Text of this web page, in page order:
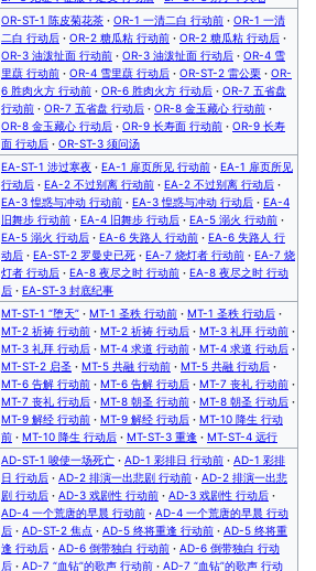
OR-ST-1 陈皮菊花茶 · OR-1 一清二白 行动前 · OR-1 一清
二白 行动后 · OR-2 糖瓜粘 行动前 · OR-2 糖瓜粘 行动后 ·
OR-3 油泼扯面 行动前 · OR-3 油泼扯面 行动后 · OR-4 雪
里蕻 行动前 · OR-4 雪里蕻 行动后 · OR-ST-2 雷公栗 · OR-
6 胜肉火方 行动前 · OR-6 胜肉火方 行动后 · OR-7 五省盘
行动前 · OR-7 五省盘 行动后 · OR-8 金玉藏心 行动前 ·
OR-8 金玉藏心 行动后 · OR-9 长寿面 行动前 · OR-9 长寿
面 行动后 · OR-ST-3 须问汤
EA-ST-1 涉过寒夜 · EA-1 扉页所见 行动前 · EA-1 扉页所见
行动后 · EA-2 不过别离 行动前 · EA-2 不过别离 行动后 ·
EA-3 惶惑与冲动 行动前 · EA-3 惶惑与冲动 行动后 · EA-4
旧舞步 行动前 · EA-4 旧舞步 行动后 · EA-5 溺火 行动前 ·
EA-5 溺火 行动后 · EA-6 失路人 行动前 · EA-6 失路人 行
动后 · EA-ST-2 罗曼史已死 · EA-7 烧灯者 行动前 · EA-7 烧
灯者 行动后 · EA-8 夜尽之时 行动前 · EA-8 夜尽之时 行动
后 · EA-ST-3 封底纪事
MT-ST-1 “堕天” · MT-1 圣秩 行动前 · MT-1 圣秩 行动后 ·
MT-2 祈祷 行动前 · MT-2 祈祷 行动后 · MT-3 礼拜 行动前 ·
MT-3 礼拜 行动后 · MT-4 求道 行动前 · MT-4 求道 行动后 ·
MT-ST-2 启圣 · MT-5 共融 行动前 · MT-5 共融 行动后 ·
MT-6 告解 行动前 · MT-6 告解 行动后 · MT-7 丧礼 行动前 ·
MT-7 丧礼 行动后 · MT-8 朝圣 行动前 · MT-8 朝圣 行动后 ·
MT-9 解经 行动前 · MT-9 解经 行动后 · MT-10 降生 行动
前 · MT-10 降生 行动后 · MT-ST-3 重逢 · MT-ST-4 远行
AD-ST-1 唆使一场死亡 · AD-1 彩排日 行动前 · AD-1 彩排
日 行动后 · AD-2 排演一出悲剧 行动前 · AD-2 排演一出悲
剧 行动后 · AD-3 戏剧性 行动前 · AD-3 戏剧性 行动后 ·
AD-4 一个荒唐的早晨 行动前 · AD-4 一个荒唐的早晨 行动
后 · AD-ST-2 焦点 · AD-5 终将重逢 行动前 · AD-5 终将重
逢 行动后 · AD-6 倒带独白 行动前 · AD-6 倒带独白 行动
后 · AD-7 “血钻”的歌声 行动前 · AD-7 “血钻”的歌声 行动